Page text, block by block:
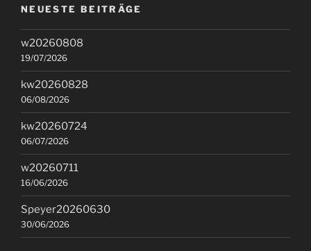
NEUESTE BEITRÄGE
w20260808
19/07/2026
kw20260828
06/08/2026
kw20260724
06/07/2026
w20260711
16/06/2026
Speyer20260630
30/06/2026